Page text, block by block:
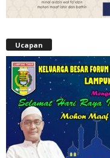
Ucapan